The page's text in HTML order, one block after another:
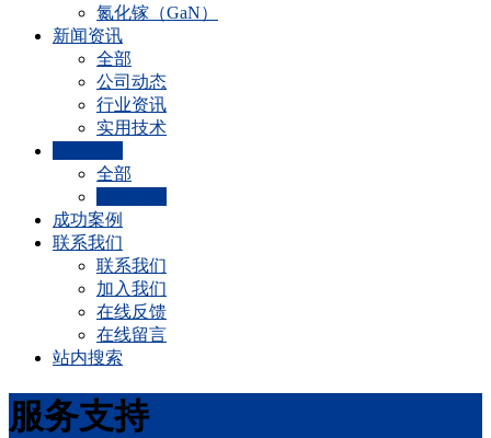
氮化镓（GaN）
新闻资讯
全部
公司动态
行业资讯
实用技术
全部
成功案例
联系我们
联系我们
加入我们
在线反馈
在线留言
站内搜索
服务支持